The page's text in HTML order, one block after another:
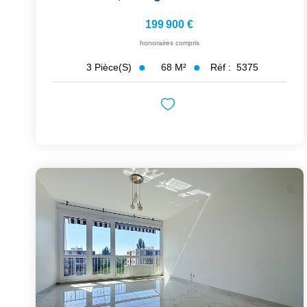
199 900 €
honoraires compris
3 Pièce(s) 68 M² Réf : 5375